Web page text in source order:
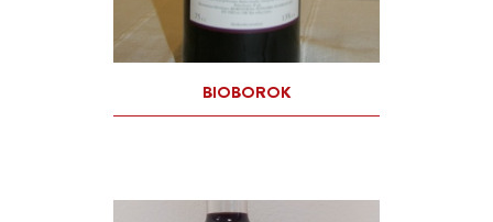
BIO MUST FEHÉR- ÉS KÉK
SZŐLŐBŐL